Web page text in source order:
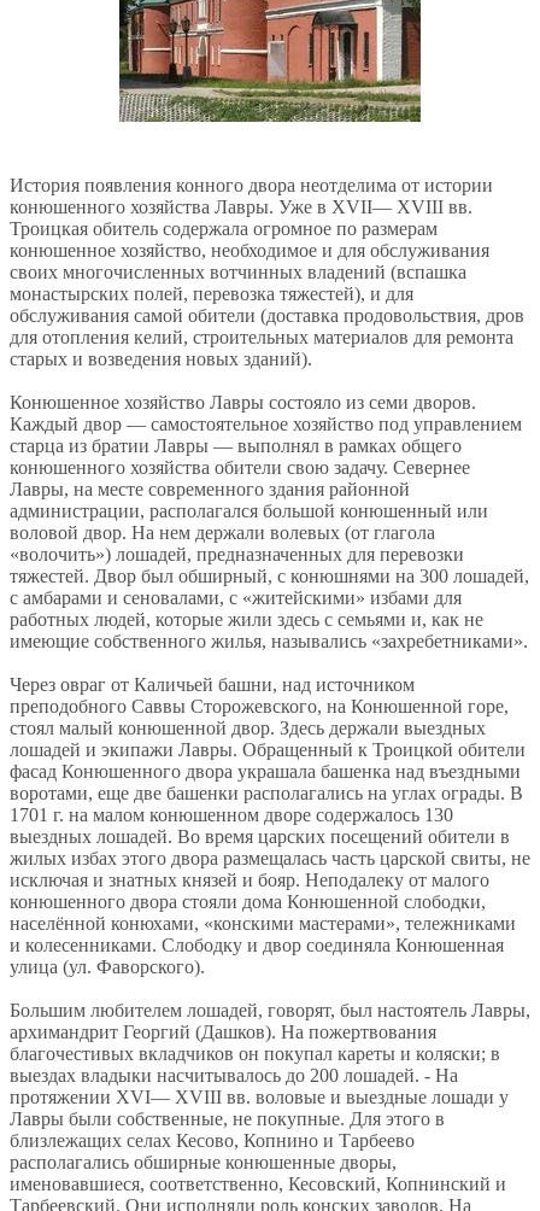
История появления конного двора неотделима от истории
конюшенного хозяйства Лавры. Уже в XVII— XVIII вв.
Троицкая обитель содержала огромное по размерам
конюшенное хозяйство, необходимое и для обслуживания
своих многочисленных вотчинных владений (вспашка
монастырских полей, перевозка тяжестей), и для
обслуживания самой обители (доставка продовольствия, дров
для отопления келий, строительных материалов для ремонта
старых и возведения новых зданий).
Конюшенное хозяйство Лавры состояло из семи дворов.
Каждый двор — самостоятельное хозяйство под управлением
старца из братии Лавры — выполнял в рамках общего
конюшенного хозяйства обители свою задачу. Севернее
Лавры, на месте современного здания районной
администрации, располагался большой конюшенный или
воловой двор. На нем держали волевых (от глагола
«волочить») лошадей, предназначенных для перевозки
тяжестей. Двор был обширный, с конюшнями на 300 лошадей,
с амбарами и сеновалами, с «житейскими» избами для
работных людей, которые жили здесь с семьями и, как не
имеющие собственного жилья, назывались «захребетниками».
Через овраг от Каличьей башни, над источником
преподобного Саввы Сторожевского, на Конюшенной горе,
стоял малый конюшенной двор. Здесь держали выездных
лошадей и экипажи Лавры. Обращенный к Троицкой обители
фасад Конюшенного двора украшала башенка над въездными
воротами, еще две башенки располагались на углах ограды. В
1701 г. на малом конюшенном дворе содержалось 130
выездных лошадей. Во время царских посещений обители в
жилых избах этого двора размещалась часть царской свиты, не
исключая и знатных князей и бояр. Неподалеку от малого
конюшенного двора стояли дома Конюшенной слободки,
населённой конюхами, «конскими мастерами», тележниками
и колесенниками. Слободку и двор соединяла Конюшенная
улица (ул. Фаворского).
Большим любителем лошадей, говорят, был настоятель Лавры,
архимандрит Георгий (Дашков). На пожертвования
благочестивых вкладчиков он покупал кареты и коляски; в
выездах владыки насчитывалось до 200 лошадей. - На
протяжении XVI— XVIII вв. воловые и выездные лошади у
Лавры были собственные, не покупные. Для этого в
близлежащих селах Кесово, Копнино и Тарбеево
располагались обширные конюшенные дворы,
именовавшиеся, соответственно, Кесовский, Копнинский и
Тарбеевский. Они исполняли роль конских заводов. На